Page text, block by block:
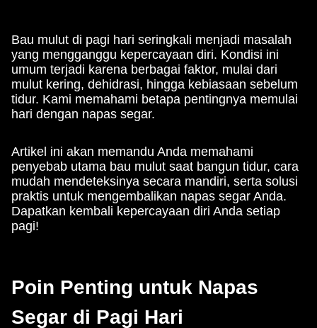
Bau mulut di pagi hari seringkali menjadi masalah
yang mengganggu kepercayaan diri. Kondisi ini
umum terjadi karena berbagai faktor, mulai dari
mulut kering, dehidrasi, hingga kebiasaan sebelum
tidur. Kami memahami betapa pentingnya memulai
hari dengan napas segar.
Artikel ini akan memandu Anda memahami
penyebab utama bau mulut saat bangun tidur, cara
mudah mendeteksinya secara mandiri, serta solusi
praktis untuk mengembalikan napas segar Anda.
Dapatkan kembali kepercayaan diri Anda setiap
pagi!
Poin Penting untuk Napas
Segar di Pagi Hari